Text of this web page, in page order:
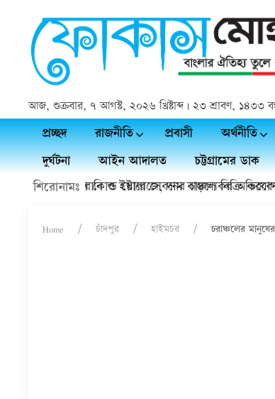
আজ, শুক্রবার, ৭ আগস্ট, ২০২৬ খ্রিষ্টাব্দ | ২৩ শ্রাবণ, ১৪৩৩
প্রচ্ছদ রাজনীতি প্রবাসী অর্থনীতি
দুর্ঘটনা
আইন আদালত চট্টগ্রামের ডাক
শিরোনামঃ
হয়রানি ও ইয়াবা সেবনের চাঞ্চল্যকর অভিযোগ
থাকবে কোল্ড স্টোরেজে, দাম বাড়লে বিক্রি করবেন
Home চাঁদপুর হাইমচর চরাঞ্চলের